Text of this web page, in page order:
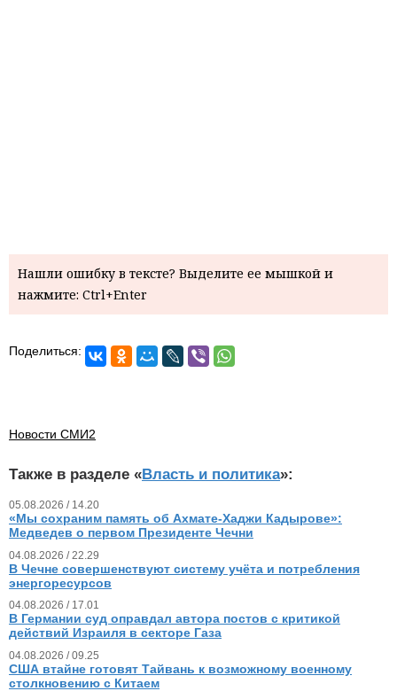
Нашли ошибку в тексте? Выделите ее мышкой и
нажмите: Ctrl+Enter
Поделиться:
Новости СМИ2
Также в разделе «Власть и политика»:
05.08.2026 / 14.20
«Мы сохраним память об Ахмате-Хаджи Кадырове»:
Медведев о первом Президенте Чечни
04.08.2026 / 22.29
В Чечне совершенствуют систему учёта и потребления
энергоресурсов
04.08.2026 / 17.01
В Германии суд оправдал автора постов с критикой
действий Израиля в секторе Газа
04.08.2026 / 09.25
США втайне готовят Тайвань к возможному военному
столкновению с Китаем